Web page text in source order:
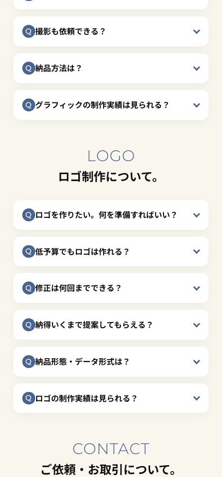
撮影も依頼できる？
納品方法は？
グラフィックの制作実績は見られる？
LOGO
ロゴ制作について。
ロゴを作りたい。何を準備すればいい？
低予算でもロゴは作れる？
修正は何回までできる？
納得いくまで提案してもらえる？
納品形態・データ形式は？
ロゴの制作実績は見られる？
CONTACT
ご依頼・お取引について。